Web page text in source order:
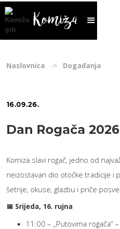
Naslovnica -> Događanja
16.09.26.
Dan Rogača 2026
Komiza slavi rogač, jedno od
neizostavan dio otočke tradicije i
šetnje, okuse, glazbu i priče
📅 Srijeda, 16. rujna
11:00 – „Putovima rogača“